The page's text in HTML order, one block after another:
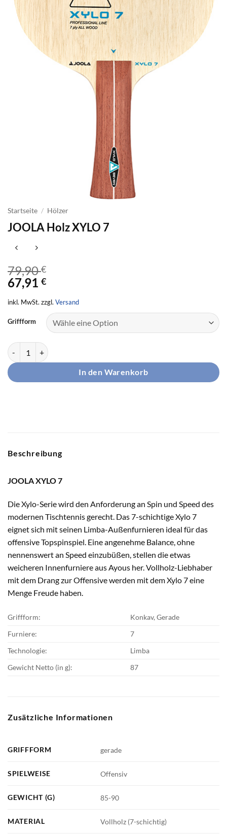
Startseite / Hölzer
JOOLA Holz XYLO 7
79,90€
67,91 €
inkl. MwSt. zzgl. Versand
Griffform
JOOLA Holz XYLO 7 Menge
In den Warenkorb
Beschreibung
JOOLA XYLO 7
Die Xylo-Serie wird den Anforderung an Spin und Speed des
modernen Tischtennis gerecht. Das 7-schichtige Xylo 7
eignet sich mit seinen Limba-Außenfurnieren ideal für das
offensive Topspinspiel. Eine angenehme Balance, ohne
nennenswert an Speed einzubüßen, stellen die etwas
weicheren Innenfurniere aus Ayous her. Vollholz-Liebhaber
mit dem Drang zur Offensive werden mit dem Xylo 7 eine
Menge Freude haben.
Griffform:
Konkav, Gerade
Furniere:
7
Technologie:
Limba
Gewicht Netto (in g):
87
Zusätzliche Informationen
GRIFFFORM gerade
SPIELWEISE Offensiv
GEWICHT (G) 85-90
MATERIAL Vollholz (7-schichtig)